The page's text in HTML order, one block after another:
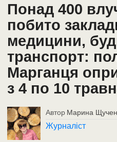
Понад 400
побито
медицини,
транспорт:
Марганця
з 4 по 10
Автор Марина
Журналіст